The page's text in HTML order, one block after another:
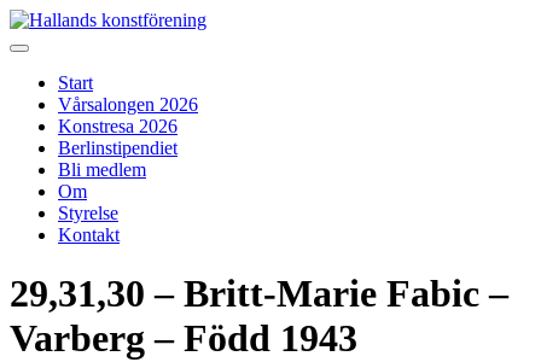
Skip
to
Start
Vårsalongen 2026
Konstresa 2026
Berlinstipendiet
Bli medlem
Om
Styrelse
Kontakt
29,31,30 – Britt-Marie Fabic –
Varberg – Född 1943